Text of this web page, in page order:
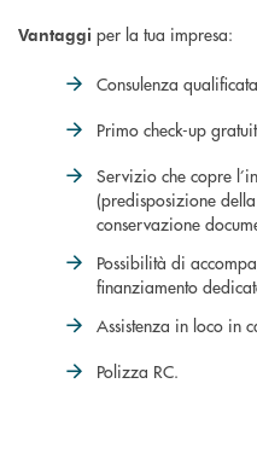
Vantaggi per la tua impresa:
Consulenza
Primo check-up
Servizio che copre
(predisposizione
conservazione
Possibilità di
finanziamento
Assistenza in loco in
Polizza RC.